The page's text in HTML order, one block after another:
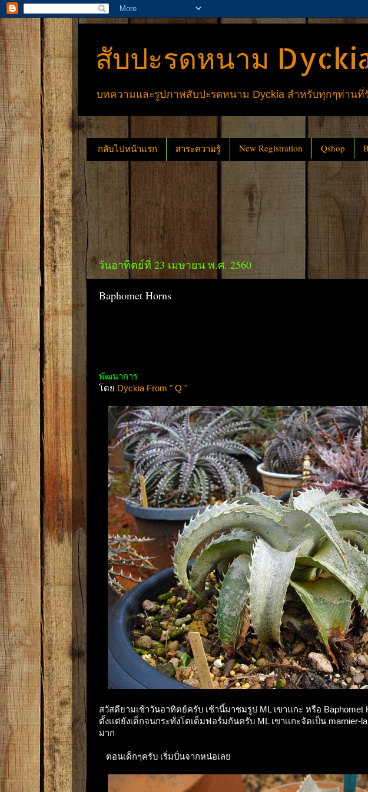
สับปะรดหนาม
บทความและรูปภาพสับปะรดหนาม Dyckia สำหรับทุกๆท่านที่
กลับไปหน้าแรก สาระความรู้ New Registration Qshop
วันอาทิตย์ที่ 23 เมษายน พ.ศ. 2560
Baphomet Horns
พัฒนาการ
โดย Dyckia From " Q "
สวัสดียามเช้าวันอาทิตย์ครับ เช้านี้มาชมรูป ML เขาเเกะ หรือ Baphomet
ตั้งเเต่ยังเด็กจนกระทั่งโตเต็มฟอร์มกันครับ ML เขาเเกะจัดเป็น marnier-
มาก
ตอนเด็กๆครับ เริ่มปั่นจากหน่อเลย